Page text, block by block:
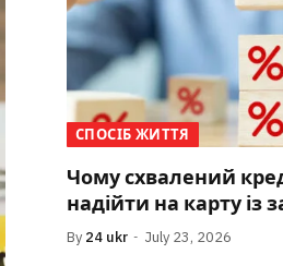
СПОСІБ ЖИТТЯ
Чому схвалений
надійти на карту із
By 24 ukr July 23, 2026